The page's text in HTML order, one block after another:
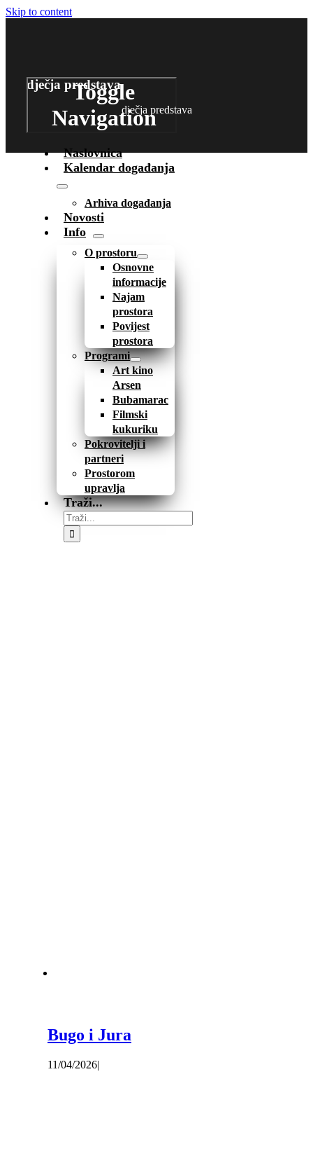
Skip to content
Toggle
Navigation
Naslovnica
Kalendar događanja
Arhiva događanja
Novosti
Info
O prostoru
Osnovne
informacije
Najam
prostora
Povijest
prostora
Programi
Art kino
Arsen
Bubamarac
Filmski
kukuriku
Pokrovitelji i
partneri
Prostorom
upravlja
Traži...
dječja predstava
dječja predstava
Bugo i Jura
11/04/2026|